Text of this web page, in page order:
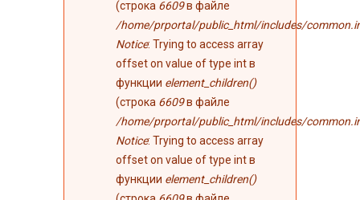
(строка 6609в файле
/home/prportal/public_html/includes/
Notice: Trying to access array
offset on value of type int в
функции element_children()
(строка 6609в файле
/home/prportal/public_html/includes/
Notice: Trying to access array
offset on value of type int в
функции element_children()